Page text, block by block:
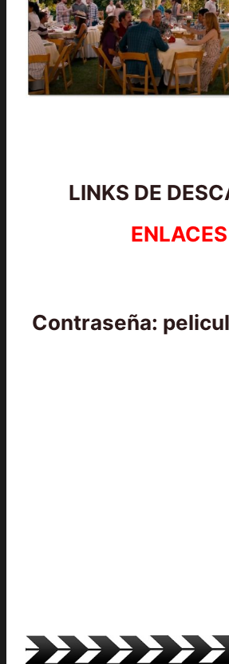
LINKS DE
ENLACES
Contraseña: